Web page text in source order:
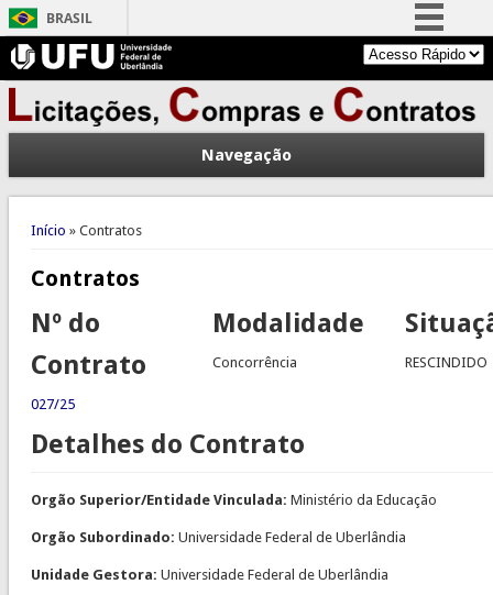
BRASIL
Simplifique!
Comunica BR
Participe
Acesso à informação
Legislação
Navegação
Você está aqui
Início » Contratos
Contratos
Nº do
Contrato
027/25
Modalidade
Concorrência RESCINDIDO
Detalhes do Contrato
Orgão Superior/Entidade Vinculada: Ministério da Educação
Orgão Subordinado: Universidade Federal de Uberlândia
Unidade Gestora: Universidade Federal de Uberlândia